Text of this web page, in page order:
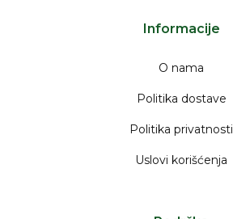
Informacije
O nama
Politika dostave
Politika privatnosti
Uslovi korišćenja